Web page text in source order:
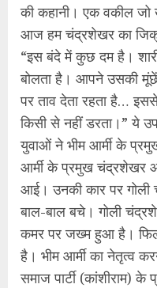
की कहानी। एक वकील जो
आज हम चंद्रशेखर का
“इस बंदे में कुछ दम है।
बोलता है। आपने उसकी
पर ताव देता रहता है…
किसी से नहीं डरता।” ये
युवाओं ने भीम आर्मी के
आर्मी के प्रमुख चंद्रशेखर
आई। उनकी कार पर
बाल-बाल बचे। गोली
कमर पर जख्म हुआ है।
है। भीम आर्मी का नेतृत्व
समाज पार्टी (कांशीराम)